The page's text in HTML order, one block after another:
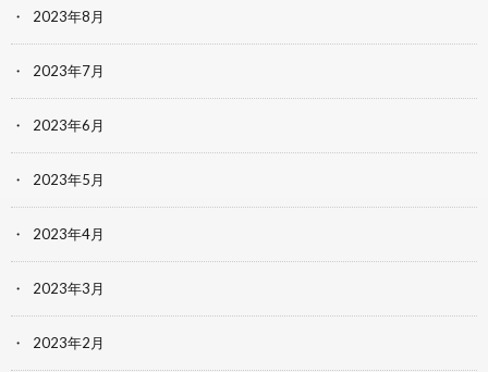
2023年8月
2023年7月
2023年6月
2023年5月
2023年4月
2023年3月
2023年2月